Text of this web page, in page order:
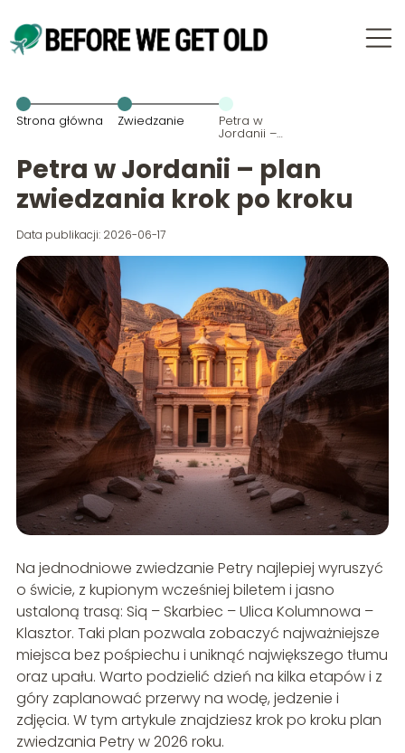
Strona główna Zwiedzanie Petra w
Jordanii –
zwiedzania
krok po kroku
Petra w Jordanii – plan
zwiedzania krok po kroku
Data publikacji: 2026-06-17
Na jednodniowe zwiedzanie Petry najlepiej wyruszyć
o świcie, z kupionym wcześniej biletem i jasno
ustaloną trasą: Siq – Skarbiec – Ulica Kolumnowa –
Klasztor. Taki plan pozwala zobaczyć najważniejsze
miejsca bez pośpiechu i uniknąć największego tłumu
oraz upału. Warto podzielić dzień na kilka etapów i z
góry zaplanować przerwy na wodę, jedzenie i
zdjęcia. W tym artykule znajdziesz krok po kroku plan
zwiedzania Petry w 2026 roku.